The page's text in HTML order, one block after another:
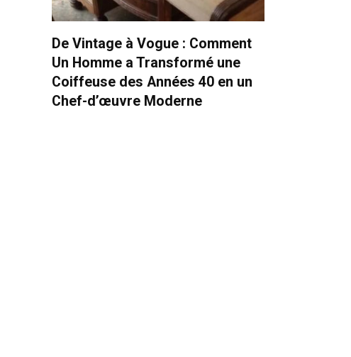
De Vintage à Vogue : Comment
Un Homme a Transformé une
Coiffeuse des Années 40 en un
Chef-d’œuvre Moderne